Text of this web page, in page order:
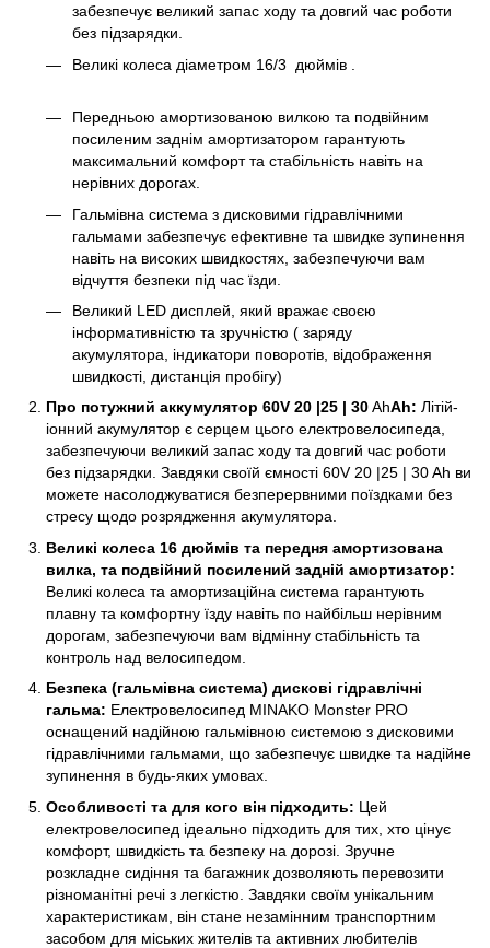
забезпечує великий запас ходу та довгий час роботи
без підзарядки.
Великі колеса діаметром 16/3 дюймів .
Передньою амортизованою вилкою та подвійним
посиленим заднім амортизатором гарантують
максимальний комфорт та стабільність навіть на
нерівних дорогах.
Гальмівна система з дисковими гідравлічними
гальмами забезпечує ефективне та швидке зупинення
навіть на високих швидкостях, забезпечуючи вам
відчуття безпеки під час їзди.
Великий LED дисплей, який вражає своєю
інформативністю та зручністю ( заряду
акумулятора, індикатори поворотів, відображення
швидкості, дистанція пробігу)
Про потужний аккумулятор 60V 20 |25 | 30AhAh: Літій-
іонний акумулятор є серцем цього електровелосипеда,
забезпечуючи великий запас ходу та довгий час роботи
без підзарядки. Завдяки своїй ємності 60V 20 |25 | 30 Ah ви
можете насолоджуватися безперервними поїздками без
стресу щодо розрядження акумулятора.
Великі колеса 16 дюймів та передня амортизована
вилка, та подвійний посилений задній амортизатор:
Великі колеса та амортизаційна система гарантують
плавну та комфортну їзду навіть по найбільш нерівним
дорогам, забезпечуючи вам відмінну стабільність та
контроль над велосипедом.
Безпека (гальмівна система) дискові гідравлічні
гальма: Електровелосипед MINAKO Monster PRO
оснащений надійною гальмівною системою з дисковими
гідравлічними гальмами, що забезпечує швидке та надійне
зупинення в будь-яких умовах.
Особливості та для кого він підходить: Цей
електровелосипед ідеально підходить для тих, хто цінує
комфорт, швидкість та безпеку на дорозі. Зручне
розкладне сидіння та багажник дозволяють перевозити
різноманітні речі з легкістю. Завдяки своїм унікальним
характеристикам, він стане незамінним транспортним
засобом для міських жителів та активних любителів